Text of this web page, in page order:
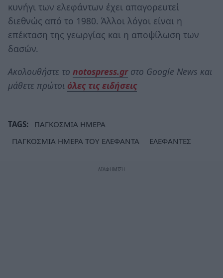
κυνήγι των ελεφάντων έχει απαγορευτεί
διεθνώς από το 1980. Άλλοι λόγοι είναι η
επέκταση της γεωργίας και η αποψίλωση των
δασών.
Ακολουθήστε το notospress.grστο Google News και
μάθετε πρώτοι όλες τις ειδήσεις
TAGS:
ΠΑΓΚΟΣΜΙΑ ΗΜΕΡΑ
ΠΑΓΚΟΣΜΙΑ ΗΜΕΡΑ ΤΟΥ ΕΛΕΦΑΝΤΑ
ΕΛΕΦΑΝΤΕΣ